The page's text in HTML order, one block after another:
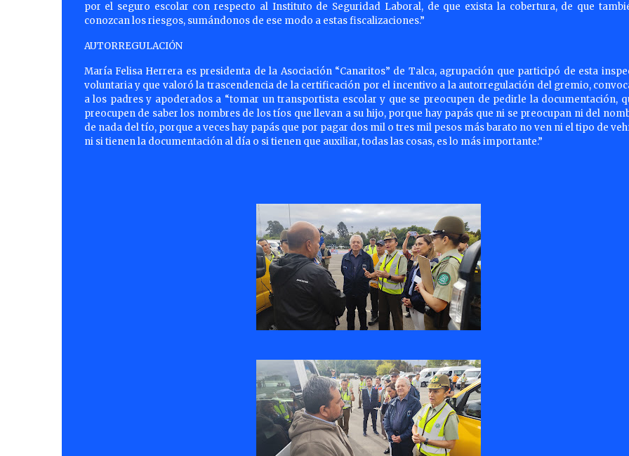
por el seguro escolar con respecto al Instituto de Seguridad Laboral, de que exista la cobertura, de que
conozcan los riesgos, sumándonos de ese modo a estas fiscalizaciones.”
AUTORREGULACIÓN
María Felisa Herrera es presidenta de la Asociación “Canaritos” de Talca, agrupación que participó de esta
voluntaria y que valoró la trascendencia de la certificación por el incentivo a la autorregulación del gremio,
a los padres y apoderados a “tomar un transportista escolar y que se preocupen de pedirle la documentación,
preocupen de saber los nombres de los tíos que llevan a su hijo, porque hay papás que ni se preocupan ni del
de nada del tío, porque a veces hay papás que por pagar dos mil o tres mil pesos más barato no ven ni el tipo de
ni si tienen la documentación al día o si tienen que auxiliar, todas las cosas, es lo más importante.”